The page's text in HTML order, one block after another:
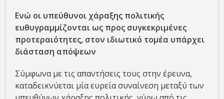
Ενώ οι υπεύθυνοι χάραξης πολιτικής
ευθυγραμμίζονται ως προς συγκεκριμένες
προτεραιότητες, στον ιδιωτικό τομέα υπάρχει
διάσταση απόψεων
Σύμφωνα με τις απαντήσεις τους στην έρευνα,
καταδεικνύεται μία ευρεία συναίνεση μεταξύ των